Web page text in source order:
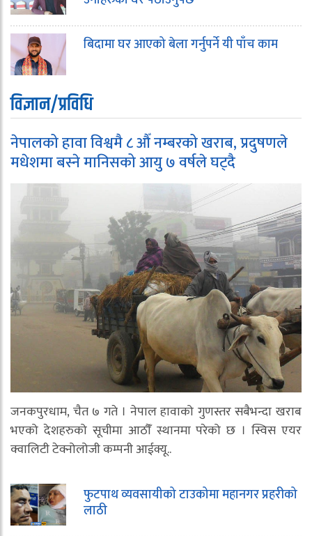
बिदामा घर आएको बेला गर्नुपर्ने यी पाँच काम
विज्ञान/प्रविधि
नेपालको हावा विश्वमै ८ औँ नम्बरको खराब, प्रदुषणले
मधेशमा बस्ने मानिसको आयु ७ वर्षले घट्दै
जनकपुरधाम, चैत ७ गते । नेपाल हावाको गुणस्तर सबैभन्दा खराब
भएको देशहरुको सूचीमा आठौँं स्थानमा परेको छ । स्विस एयर
क्वालिटी टेक्नोलोजी कम्पनी आईक्यू..
फुटपाथ व्यवसायीको टाउकोमा महानगर प्रहरीको
लाठी